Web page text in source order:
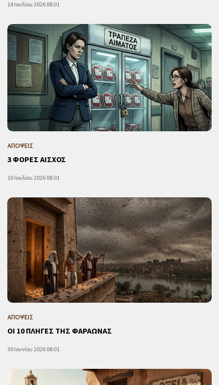
14 Ιουλίου 2026 08:01
ΑΠΟΨΕΙΣ
3 ΦΟΡΕΣ ΑΙΣΧΟΣ
10 Ιουλίου 2026 08:01
ΑΠΟΨΕΙΣ
ΟΙ 10 ΠΛΗΓΕΣ ΤΗΣ ΦΑΡΑΩΝΑΣ
30 Ιουνίου 2026 08:01